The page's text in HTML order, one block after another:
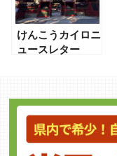
けんこうカイロニ
ュースレター